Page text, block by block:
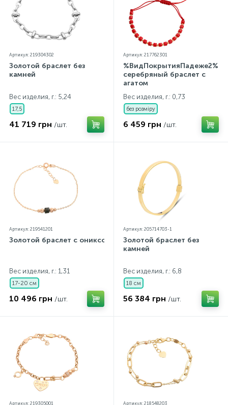
Артикул: 219304302
Золотой браслет без
камней
Вес изделия, г.: 5,24
17,5
41 719 грн /шт.
Артикул: 217762301
%ВидПокрытияПадеже2%
серебряный браслет с
агатом
Вес изделия, г.: 0,73
без розміру
6 459 грн /шт.
Артикул: 219541201
Золотой браслет с ониксом
Вес изделия, г.: 1,31
17-20 см
10 496 грн /шт.
Артикул: 205714703-1
Золотой браслет без
камней
Вес изделия, г.: 6,8
18 см
56 384 грн /шт.
Артикул: 219305001 Артикул: 218548203
Контакты Серебряные колье
Серебряные аксессуары